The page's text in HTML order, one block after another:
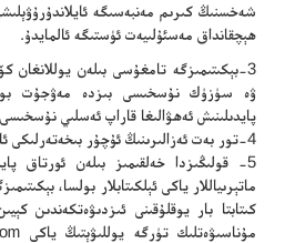
شەخسنىڭ كىرىم مەنبەسىگە
ھېچقانداق مەسئۇلىيەت ئۈستىگە ئالمايدۇ.
3-بېكىتىمىزگە تامغۇسى بىلەن يوللانغان
ۋە سۈزۈك نۇسخىسى بىزدە مەۋجۇت
پايدىلىنىش ئەھۋالىغا قاراپ ئەسلىي نۇسخىسى
4-تور بەت ئەزالىرىنىڭ ئۇچۇر بىخەتەرلىكى ئالاھىدە قوغدىلىدۇ.
5- قولىڭىزدا خەلقىمىز بىلەن ئورتاق
ماتېرىياللار ياكى ئېلكىتابلار بولسا،
كىتابتا بار يوقلۇقىنى ئىزدىۋەتكەندىن
مۇناسىۋەتلىك تۈرگە يوللىۋېتىڭ ياكى